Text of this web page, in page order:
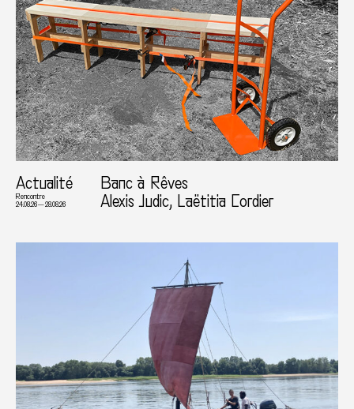
Actualité
Rencontre
24.08.26 — 28.08.26
Banc à Rêves
Alexis Judic, Laëtitia Cordier